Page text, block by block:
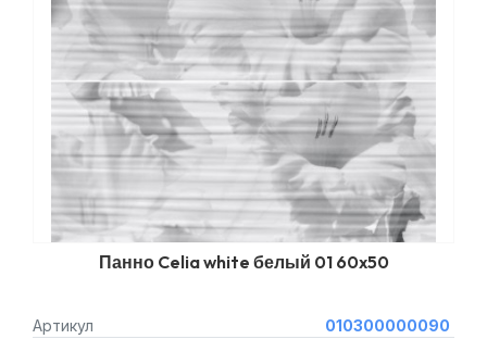
Панно Celia white белый 01 60x50
Артикул
010300000090